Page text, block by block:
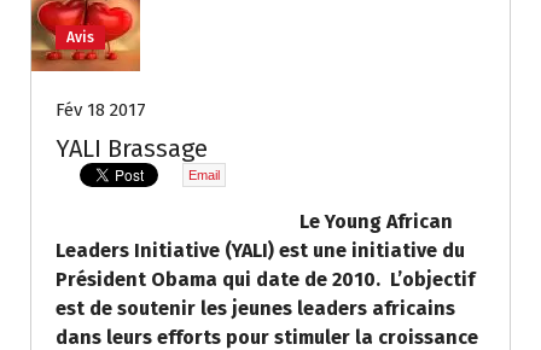
Avis
Fév 18 2017
YALI Brassage
Email
Le Young African
Leaders Initiative (YALI) est une initiative du
Président Obama qui date de 2010. L’objectif
est de soutenir les jeunes leaders africains
dans leurs efforts pour stimuler la croissance